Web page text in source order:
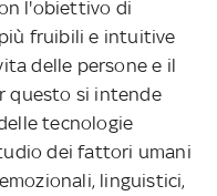
l'obiettivo di
fruibili e intuitive
delle persone e il
questo si intende
tecnologie
dei fattori umani
linguistici,